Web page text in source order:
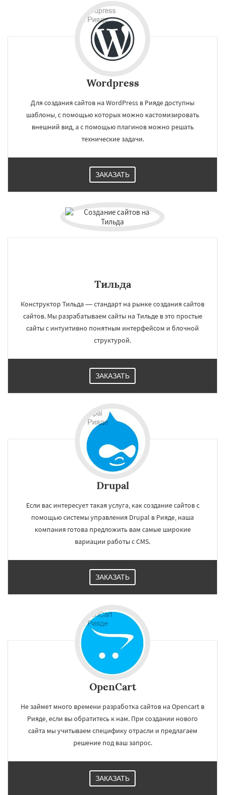
Сучжоу
Сурат
Сингапур Шаньтоу
Янгон
Александрия
Тайбэй Кейптаун
Сямэнь
Wordpress
Для создания сайтов на WordPress в Рияде доступны
шаблоны, с помощью которых можно кастомизировать
внешний вид, а с помощью плагинов можно решать
технические задачи.
ЗАКАЗАТЬ
Тильда
Конструктор Тильда — стандарт на рынке создания сайтов
сайтов. Мы разрабатываем сайты на Тильде в это простые
сайты с интуитивно понятным интерфейсом и блочной
структурой.
ЗАКАЗАТЬ
Drupal
Если вас интересует такая услуга, как создание сайтов с
помощью системы управления Drupal в Рияде, наша
компания готова предложить вам самые широкие
вариации работы с CMS.
ЗАКАЗАТЬ
OpenCart
Не займет много времени разработка сайтов на Opencart в
Рияде, если вы обратитесь к нам. При создании нового
сайта мы учитываем специфику отрасли и предлагаем
решение под ваш запрос.
ЗАКАЗАТЬ
Даю согласие на обработку персональных данных